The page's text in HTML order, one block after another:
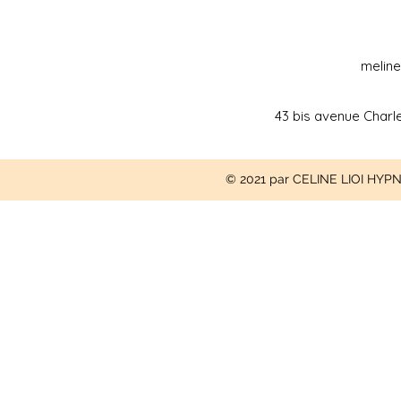
43 bis avenue
© 2021 par CELINE LIOI